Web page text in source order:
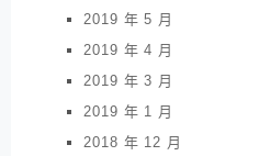
2019 年 5 月
2019 年 4 月
2019 年 3 月
2019 年 1 月
2018 年 12 月